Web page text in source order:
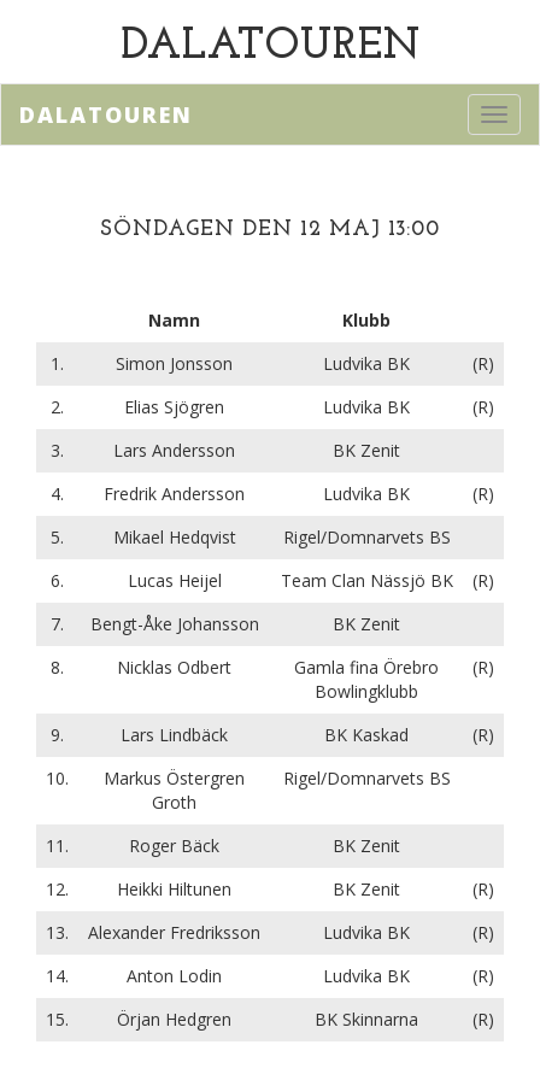
DALATOUREN
DALATOUREN
SÖNDAGEN DEN 12 MAJ 13:00
Namn
Klubb
1.
Simon Jonsson Ludvika BK
(R)
2.
Elias Sjögren Ludvika BK
(R)
3.
Lars Andersson
BK Zenit
4.
Fredrik Andersson Ludvika BK
(R)
5.
Mikael Hedqvist
Rigel/Domnarvets BS
6.
Lucas Heijel Team Clan Nässjö BK
(R)
7.
Bengt-Åke Johansson
BK Zenit
8.
Nicklas Odbert
Gamla fina Örebro
Bowlingklubb
(R)
9. Lars Lindbäck BK Kaskad
(R)
10.
Markus Östergren
Groth
Rigel/Domnarvets BS
11. Roger Bäck
BK Zenit
12.
Heikki Hiltunen BK Zenit
(R)
13.
Alexander Fredriksson Ludvika BK
(R)
14.
Anton Lodin Ludvika BK
(R)
15.
Örjan Hedgren BK Skinnarna (R)